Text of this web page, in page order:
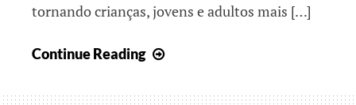
tornando crianças, jovens e adultos mais […]
Continue Reading
que